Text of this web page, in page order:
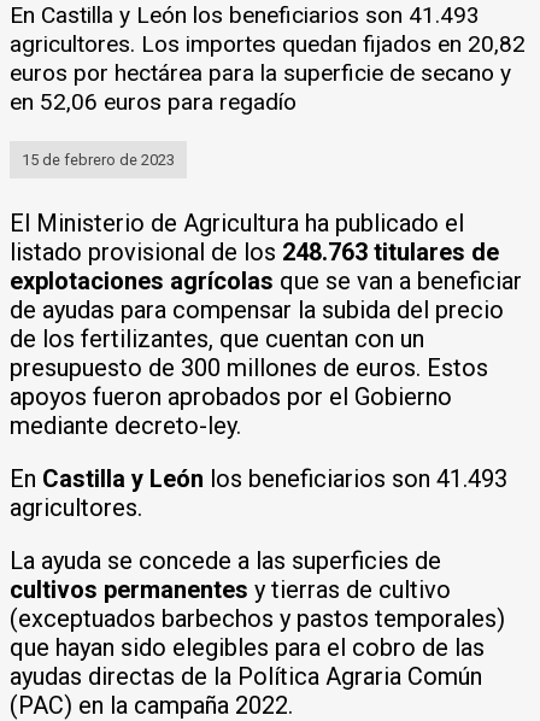
En Castilla y León los beneficiarios son 41.493
agricultores. Los importes quedan fijados en 20,82
euros por hectárea para la superficie de secano y
en 52,06 euros para regadío
15 de febrero de 2023
El Ministerio de Agricultura ha publicado el
listado provisional de los 248.763 titulares de
explotaciones agrícolas que se van a beneficiar
de ayudas para compensar la subida del precio
de los fertilizantes, que cuentan con un
presupuesto de 300 millones de euros. Estos
apoyos fueron aprobados por el Gobierno
mediante decreto-ley.
En Castilla y León los beneficiarios son 41.493
agricultores.
La ayuda se concede a las superficies de
cultivos permanentes y tierras de cultivo
(exceptuados barbechos y pastos temporales)
que hayan sido elegibles para el cobro de las
ayudas directas de la Política Agraria Común
(PAC) en la campaña 2022.